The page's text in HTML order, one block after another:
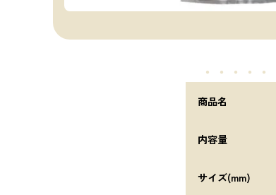
・・・・・
商品名
内容量
サイズ(mm)